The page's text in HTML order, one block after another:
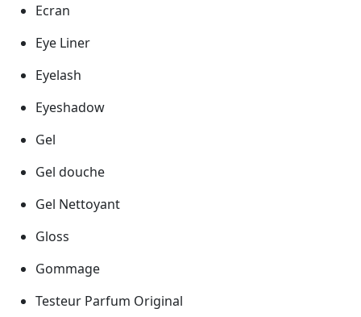
Ecran
Eye Liner
Eyelash
Eyeshadow
Gel
Gel douche
Gel Nettoyant
Gloss
Gommage
Testeur Parfum Original